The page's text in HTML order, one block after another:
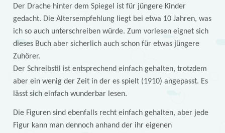
Der Drache hinter dem Spiegel ist für jüngere Kinder
gedacht. Die Altersempfehlung liegt bei etwa 10 Jahren, was
ich so auch unterschreiben würde. Zum vorlesen eignet sich
dieses Buch aber sicherlich auch schon für etwas jüngere
Zuhörer.
Der Schreibstil ist entsprechend einfach gehalten, trotzdem
aber ein wenig der Zeit in der es spielt (1910) angepasst. Es
lässt sich einfach wunderbar lesen.
Die Figuren sind ebenfalls recht einfach gehalten, aber jede
Figur kann man dennoch anhand der ihr eigenen